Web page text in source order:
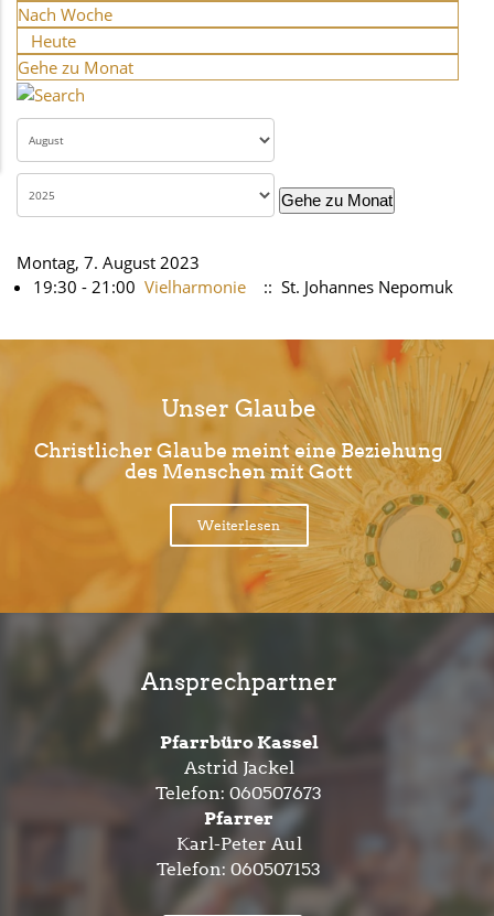
Nach Woche
Heute
Gehe zu Monat
Gehe zu Monat
Montag, 7. August 2023
19:30 - 21:00 Vielharmonie :: St. Johannes Nepomuk
Unser Glaube
Christlicher Glaube meint eine Beziehung
des Menschen mit Gott
Weiterlesen
Ansprechpartner
Pfarrbüro Kassel
Astrid Jackel
Telefon: 060507673
Pfarrer
Karl-Peter Aul
Telefon: 060507153